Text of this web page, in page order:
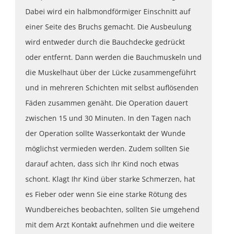
Dabei wird ein halbmondförmiger Einschnitt auf
einer Seite des Bruchs gemacht. Die Ausbeulung
wird entweder durch die Bauchdecke gedrückt
oder entfernt. Dann werden die Bauchmuskeln und
die Muskelhaut über der Lücke zusammengeführt
und in mehreren Schichten mit selbst auflösenden
Fäden zusammen genäht. Die Operation dauert
zwischen 15 und 30 Minuten. In den Tagen nach
der Operation sollte Wasserkontakt der Wunde
möglichst vermieden werden. Zudem sollten Sie
darauf achten, dass sich Ihr Kind noch etwas
schont. Klagt Ihr Kind über starke Schmerzen, hat
es Fieber oder wenn Sie eine starke Rötung des
Wundbereiches beobachten, sollten Sie umgehend
mit dem Arzt Kontakt aufnehmen und die weitere